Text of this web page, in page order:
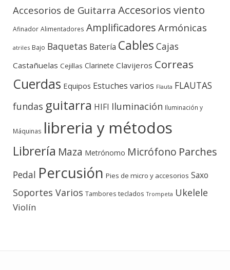
Accesorios de Guitarra Accesorios viento
Afinador Alimentadores Amplificadores Armónicas
atriles Bajo Baquetas Batería Cables Cajas
Castañuelas Cejillas Clarinete Clavijeros Correas
Cuerdas Equipos Estuches varios Flauta FLAUTAS
fundas guitarra HIFI Iluminación Iluminación y
Máquinas libreria y métodos
Librería Maza Metrónomo Micrófono Parches
Pedal Percusión Pies de micro y accesorios Saxo
Soportes Varios Tambores teclados Trompeta Ukelele
Violín